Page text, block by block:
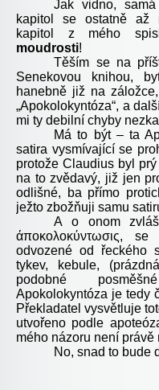
Jak vidno,
kapitol se ostatně až
kapitol z mého
moudrosti!
Těším se na
Senekovou knihou,
hanebně již na
„Apokolokyntóza“, a
mi ty debilní chyby
Má to být – ta
satira vysmívající se
protože Claudius byl
na to zvědavý, již jen
odlišné, ba přímo
ježto zbožňuji samu
A o onom
άποκολοκύντωσις, se
odvozené od řeckého
tykev, kebule,
podobné
Apokolokyntóza je tedy
Překladatel vysvětluje
utvořeno podle
mého názoru není
No, snad to bude